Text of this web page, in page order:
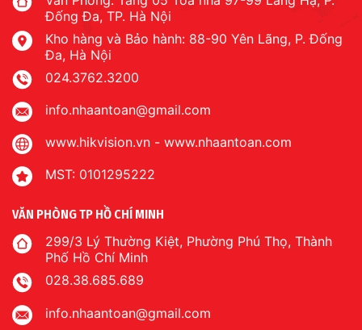
Đống Đa, TP. Hà Nội
Kho hàng và Bảo hành: 88-90 Yên Lãng, P. Đống
Đa, Hà Nội
024.3762.3200
info.nhaantoan@gmail.com
www.hikvision.vn - www.nhaantoan.com
MST: 0101295222
VĂN PHÒNG TP HỒ CHÍ MINH
299/3 Lý Thường Kiệt, Phường Phú Thọ, Thành
Phố Hồ Chí Minh
028.38.685.689
info.nhaantoan@gmail.com